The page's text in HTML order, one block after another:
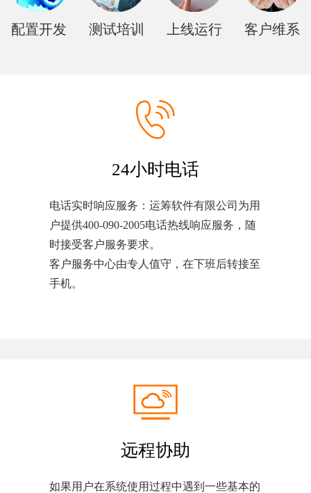
配置开发 测试培训 上线运行 客户维系
24小时电话
电话实时响应服务：运筹软件有限公司为用
户提供400-090-2005电话热线响应服务，随
时接受客户服务要求。
客户服务中心由专人值守，在下班后转接至
手机。
远程协助
如果用户在系统使用过程中遇到一些基本的